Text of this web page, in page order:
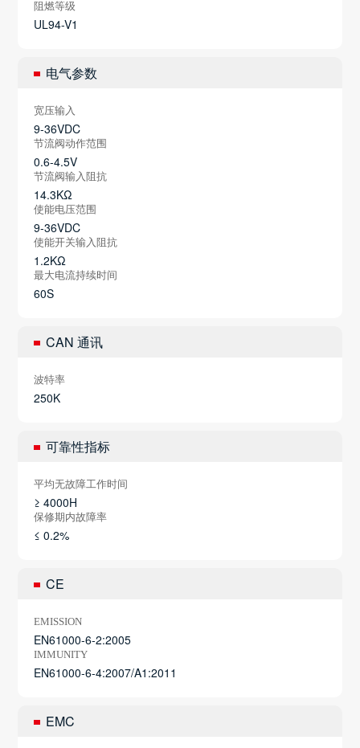
阻燃等级
UL94-V1
电气参数
宽压输入
9-36VDC
节流阀动作范围
0.6-4.5V
节流阀输入阻抗
14.3KΩ
使能电压范围
9-36VDC
使能开关输入阻抗
1.2KΩ
最大电流持续时间
60S
CAN 通讯
波特率
250K
可靠性指标
平均无故障工作时间
≥ 4000H
保修期内故障率
≤ 0.2%
CE
EMISSION
EN61000-6-2:2005
IMMUNITY
EN61000-6-4:2007/A1:2011
EMC